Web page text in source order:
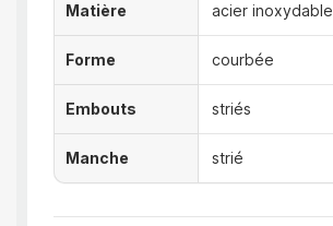
Matière acier inoxydable
Forme courbée
Embouts striés
Manche strié